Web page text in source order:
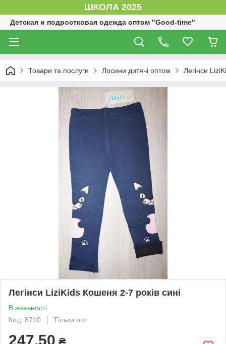
ШКОЛА 2025
Детская и подростковая одежда оптом "Good-time"
Товари та послуги Лосини дитячі оптом Легінси
Легінси LiziKids Кошеня 2-7 років сині
В наявності
Код: 8710
Тільки опт
247,50